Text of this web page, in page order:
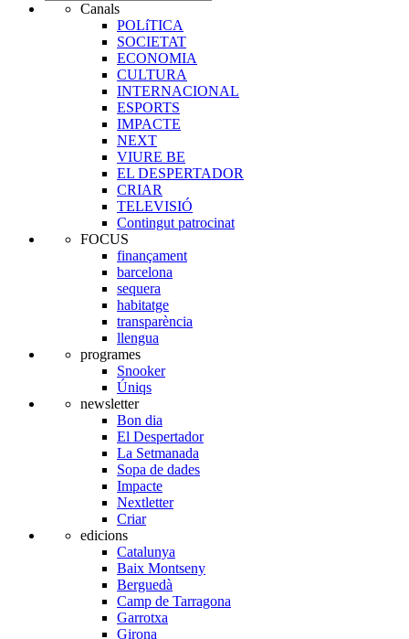
Canals
POLíTICA
SOCIETAT
ECONOMIA
CULTURA
INTERNACIONAL
ESPORTS
IMPACTE
NEXT
VIURE BE
EL DESPERTADOR
CRIAR
TELEVISIÓ
Contingut patrocinat
FOCUS
finançament
barcelona
sequera
habitatge
transparència
llengua
programes
Snooker
Úniqs
newsletter
Bon dia
El Despertador
La Setmanada
Sopa de dades
Impacte
Nextletter
Criar
edicions
Catalunya
Baix Montseny
Berguedà
Camp de Tarragona
Garrotxa
Girona